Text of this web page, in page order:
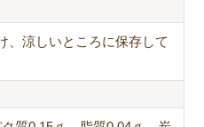
、涼しいところに保存して